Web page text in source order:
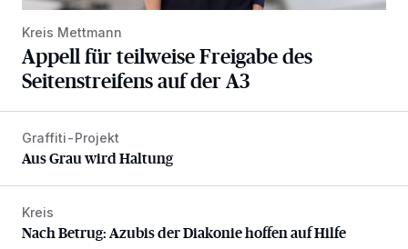
Kreis Mettmann
Appell für teilweise Freigabe des
Seitenstreifens auf der A3
Aus Grau wird Haltung
Graffiti-Projekt
Aus Grau wird Haltung
Nach Betrug: Azubis der Diakonie hoffen auf Hilfe
Kreis
Nach Betrug: Azubis der Diakonie hoffen auf Hilfe